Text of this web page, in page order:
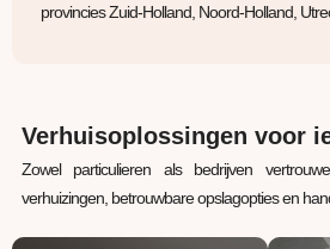
provincies Zuid-Holland, Noord-Holland,
Verhuisoplossingen voor
Zowel particulieren als bedrijven
verhuizingen, betrouwbare opslagopties en